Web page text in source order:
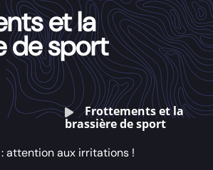
et la
de sport
attention aux irritations !